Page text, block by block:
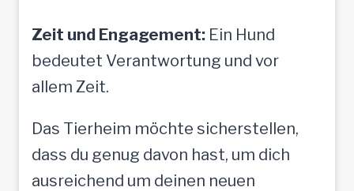
Zeit und Engagement: Ein Hund
bedeutet Verantwortung und vor
allem Zeit.
Das Tierheim möchte sicherstellen,
dass du genug davon hast, um dich
ausreichend um deinen neuen